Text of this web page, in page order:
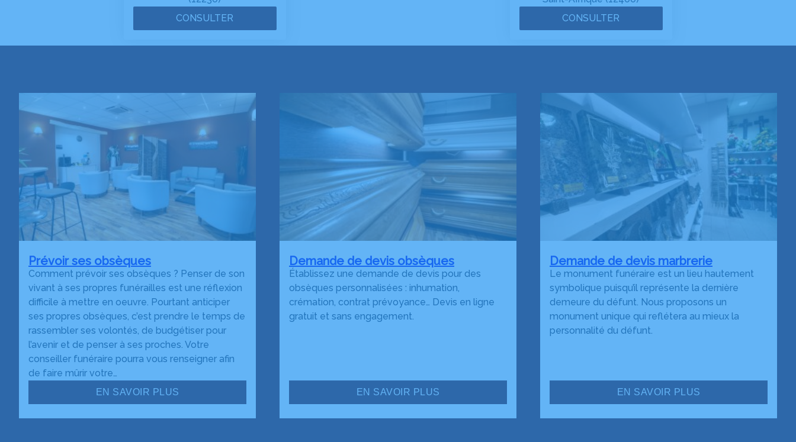
CONSULTER
CONSULTER
Prévoir ses obsèques
Comment prévoir ses obsèques ? Penser de son
vivant à ses propres funérailles est une réflexion
difficile à mettre en oeuvre. Pourtant anticiper
ses propres obsèques, c’est prendre le temps de
rassembler ses volontés, de budgétiser pour
l’avenir et de penser à ses proches. Votre
conseiller funéraire pourra vous renseigner afin
de faire mûrir votre…
EN SAVOIR PLUS
Demande de devis obsèques
Établissez une demande de devis pour des
obsèques personnalisées : inhumation,
crémation, contrat prévoyance… Devis en ligne
gratuit et sans engagement.
EN SAVOIR PLUS
Demande de devis marbrerie
Le monument funéraire est un lieu hautement
symbolique puisqu’il représente la dernière
demeure du défunt. Nous proposons un
monument unique qui reflétera au mieux la
personnalité du défunt.
EN SAVOIR PLUS